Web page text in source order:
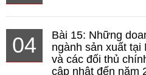
04
Bài 15: Những
ngành sản xuất
và các đối thủ
cập nhật đến năm